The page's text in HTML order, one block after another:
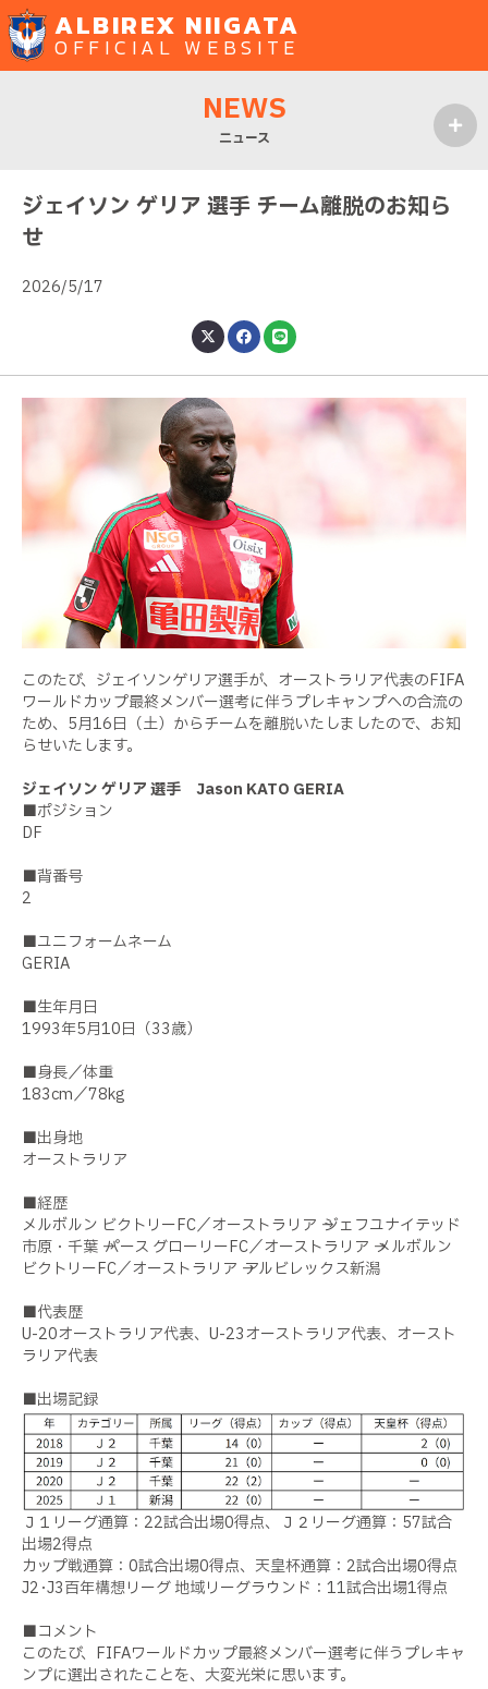
ALBIREX NIIGATA
OFFICIAL WEBSITE
NEWS
ニュース
ジェイソン ゲリア 選手 チーム離脱のお知ら
せ
2026/5/17
このたび、ジェイソンゲリア選手が、オーストラリア代表のFIFA
ワールドカップ最終メンバー選考に伴うプレキャンプへの合流の
ため、5月16日（土）からチームを離脱いたしましたので、お知
らせいたします。
ジェイソン ゲリア 選手 Jason KATO GERIA
■ポジション
DF
■背番号
2
■ユニフォームネーム
GERIA
■生年月日
1993年5月10日（33歳）
■身長／体重
183cm／78kg
■出身地
オーストラリア
■経歴
メルボルン ビクトリーFC／オーストラリア → ジェフユナイテッド
市原・千葉 → パース グローリーFC／オーストラリア → メルボルン
ビクトリーFC／オーストラリア → アルビレックス新潟
■代表歴
U-20オーストラリア代表、U-23オーストラリア代表、オースト
ラリア代表
■出場記録
Ｊ１リーグ通算：22試合出場0得点、Ｊ２リーグ通算：57試合
出場2得点
カップ戦通算：0試合出場0得点、天皇杯通算：2試合出場0得点
J2･J3百年構想リーグ 地域リーグラウンド：11試合出場1得点
■コメント
このたび、FIFAワールドカップ最終メンバー選考に伴うプレキャ
ンプに選出されたことを、大変光栄に思います。